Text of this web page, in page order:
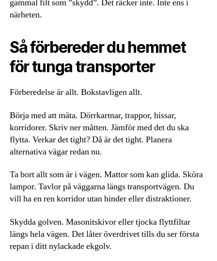
gammal filt som ”skydd”. Det räcker inte. Inte ens i
närheten.
Så förbereder du hemmet
för tunga transporter
Förberedelse är allt. Bokstavligen allt.
Börja med att mäta. Dörrkarmar, trappor, hissar,
korridorer. Skriv ner måtten. Jämför med det du ska
flytta. Verkar det tight? Då är det tight. Planera
alternativa vägar redan nu.
Ta bort allt som är i vägen. Mattor som kan glida. Sköra
lampor. Tavlor på väggarna längs transportvägen. Du
vill ha en ren korridor utan hinder eller distraktioner.
Skydda golven. Masonitskivor eller tjocka flyttfiltar
längs hela vägen. Det låter överdrivet tills du ser första
repan i ditt nylackade ekgolv.